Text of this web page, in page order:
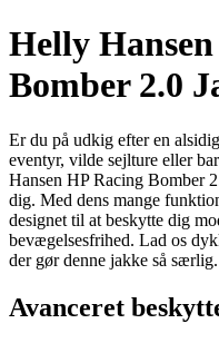
Helly
Bomber 2.0
Er du på udkig efter en
eventyr, vilde sejlture eller
Hansen HP Racing Bomber
dig. Med dens mange
designet til at beskytte dig
bevægelsesfrihed. Lad os
der gør denne jakke så særlig.
Avanceret